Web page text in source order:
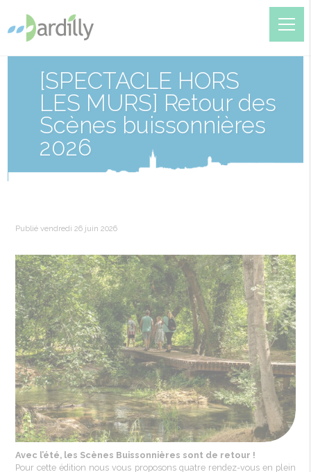
[SPECTACLE HORS
LES MURS] Retour des
Scènes buissonnières
2026
Publié vendredi 26 juin 2026
Avec l’été, les Scènes Buissonnières sont de retour !
Pour cette édition nous vous proposons quatre rendez-vous en plein